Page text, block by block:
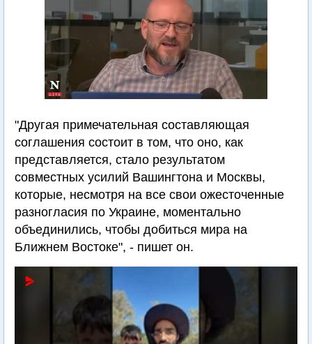
"Другая примечательная составляющая
соглашения состоит в том, что оно, как
представляется, стало результатом
совместных усилий Вашингтона и Москвы,
которые, несмотря на все свои ожесточенные
разногласия по Украине, моментально
объединились, чтобы добиться мира на
Ближнем Востоке", - пишет он.